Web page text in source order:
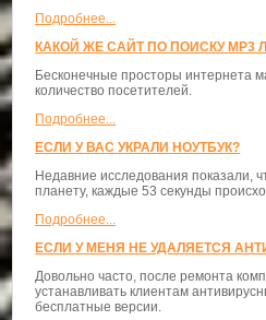
Подробнее...
КАКОЙ ЖЕ САЙТ ПО ПОИСКУ MP3
Бесконечные просторы интернета
количество посетителей.
Подробнее...
ЕСЛИ У ВАС УКРАЛИ НОУТБУК?
Недавние исследования показали,
планету, каждые 53 секунды
Подробнее...
ЕСЛИ У МЕНЯ НЕ УДАЛЯЕТСЯ
Довольно часто, после ремонта
устанавливать клиентам
бесплатные версии.